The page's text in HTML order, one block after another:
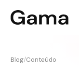
Blog/Conteúdo